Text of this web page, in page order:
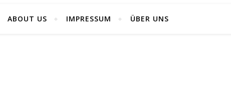
ABOUT US IMPRESSUM ÜBER UNS